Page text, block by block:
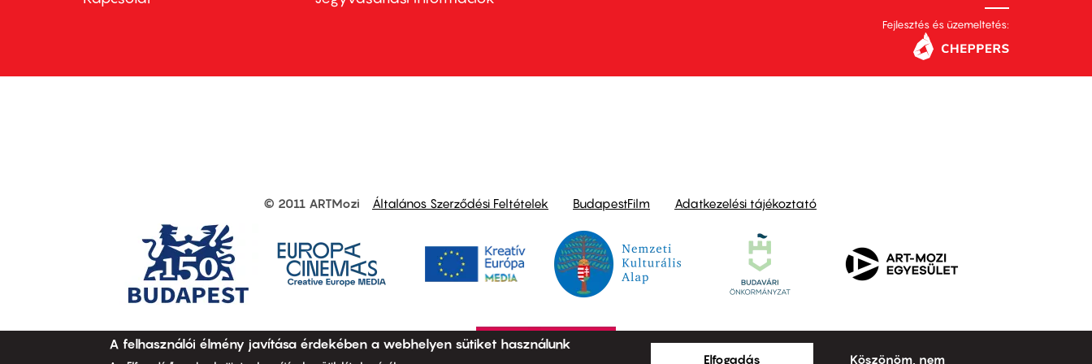
Fejlesztés és üzemeltetés:
other
© 2011 ARTMozi Általános Szerződési Feltételek BudapestFilm Adatkezelési tájékoztató
A felhasználói élmény javítása érdekében a webhelyen sütiket használunk
Elfogadás Köszönöm, nem